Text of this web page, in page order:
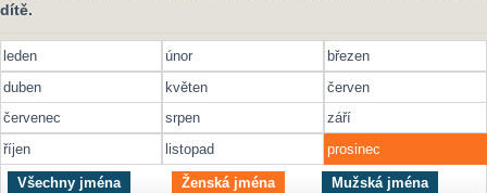
dítě.
leden únor
březen
duben
květen
červen
červenec
srpen
září
říjen
listopad prosinec
Všechny jména Ženská jména Mužská jména